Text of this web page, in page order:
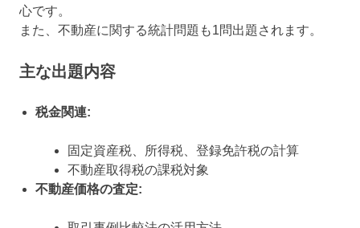
心です。
また、不動産に関する統計問題も1問出題されます。
主な出題内容
税金関連:
固定資産税、所得税、登録免許税の計算
不動産取得税の課税対象
不動産価格の査定: